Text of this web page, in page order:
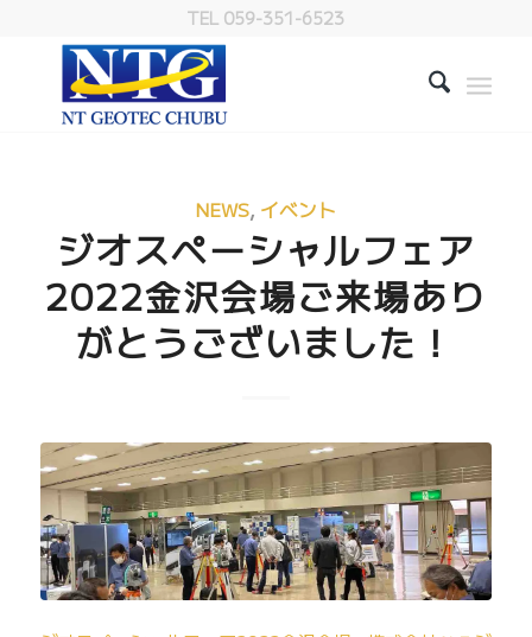
TEL 059-351-6523
NEWS, イベント
ジオスペーシャルフェア
2022金沢会場ご来場あり
がとうございました！